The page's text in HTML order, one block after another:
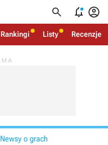
  
Rankingi Listy Recenzje
Newsy o grach